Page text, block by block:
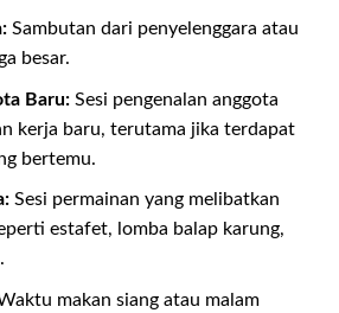
Sambutan dari penyelenggara atau
besar.
Baru:Sesi pengenalan anggota
kerja baru, terutama jika terdapat
bertemu.
Sesi permainan yang melibatkan
estafet, lomba balap karung,
makan siang atau malam